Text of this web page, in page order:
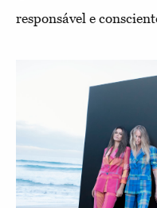
responsável e